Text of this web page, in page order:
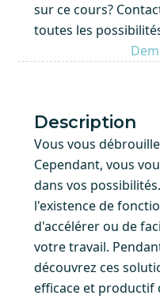
sur ce cours?
toutes les
Description
Vous vous
Cependant, vous
dans vos
l'existence de
d'accélérer ou de
votre travail.
découvrez ces
efficace et productif